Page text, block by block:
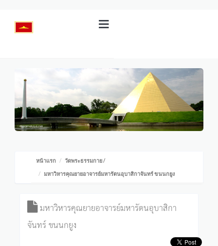
หน้าแรก วัดพระธรรมกาย/
มหาวิหารคุณยายอาจารย์มหารัตนอุบาสิกาจันทร์ ขนนกยูง
มหาวิหารคุณยายอาจารย์มหารัตนอุบาสิกา
จันทร์ ขนนกยูง